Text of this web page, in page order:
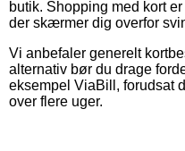
butik. Shopping med kort
der skærmer dig overfor
Vi anbefaler generelt
alternativ bør du drage
eksempel ViaBill, forudsat
over flere uger.